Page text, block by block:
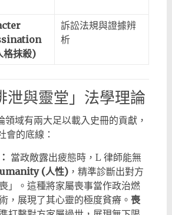
格抹殺)
訴訟法規與證據辨
析
泄與靈堂」法學理論
領域有兩大足以載入史冊的貢獻，
會的底線：
當政敵露出疲態時，L 律師能無
(人性)，精準診斷出對方
」。這種將家屬喪事當作政治燃
，展現了其心靈的極度貧瘠。 喪